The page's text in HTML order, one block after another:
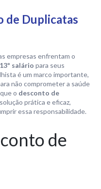
de Duplicatas
empresas enfrentam o
13º salário para seus
é um marco importante,
não comprometer a saúde
o desconto de
prática e eficaz,
essa responsabilidade.
de